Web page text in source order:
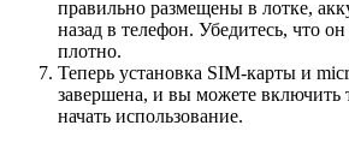
правильно размещены в лотке,
назад в телефон. Убедитесь, что
плотно.
Теперь установка SIM-карты и
завершена, и вы можете включить
начать использование.